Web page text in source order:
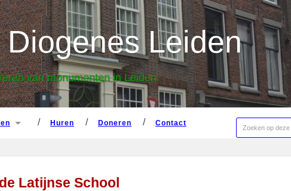
Leiden
van monumenten in Leiden
huren doneren contact
huren doneren contact
Latijnse School